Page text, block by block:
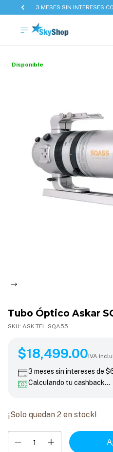
3 MESES SIN INTERESES
Disponible
Tubo Óptico Askar
SKU: ASK-TEL-SQA55
$18,499.00
$18,499.00IVA
3 meses sin intereses de
Calculando tu cashback…
¡Solo quedan 2 en stock!